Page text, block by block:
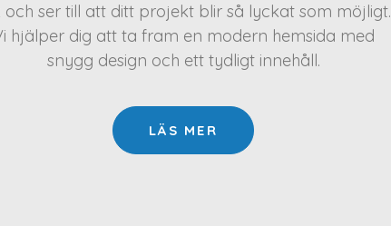
och ser till att ditt projekt blir så lyckat som möjligt.
hjälper dig att ta fram en modern hemsida med
snygg design och ett tydligt innehåll.
LÄS MER